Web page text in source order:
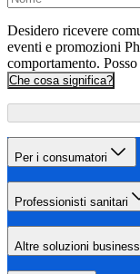
Desidero ricevere
eventi e promozioni
comportamento.
Che cosa significa?
Per i consumatori
Professionisti sanitari
Altre soluzioni business